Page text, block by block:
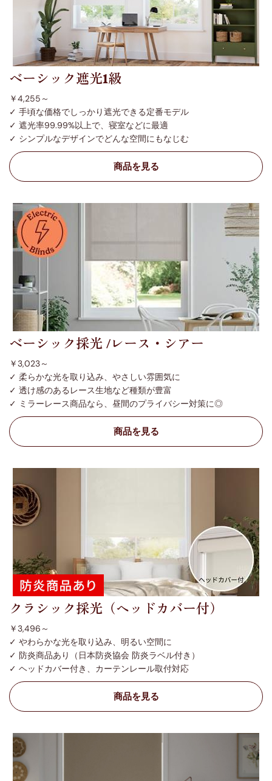
ベーシック遮光1級
￥4,255～
✓ 手頃な価格でしっかり遮光できる定番モデル
✓ 遮光率99.99%以上で、寝室などに最適
✓ シンプルなデザインでどんな空間にもなじむ
商品を見る
ベーシック採光 /レース・シアー
￥3,023～
✓ 柔らかな光を取り込み、やさしい雰囲気に
✓ 透け感のあるレース生地など種類が豊富
✓ ミラーレース商品なら、昼間のプライバシー対策に◎
商品を見る
クラシック採光（ヘッドカバー付）
￥3,496～
✓ やわらかな光を取り込み、明るい空間に
✓ 防炎商品あり（日本防炎協会 防炎ラベル付き）
✓ ヘッドカバー付き、カーテンレール取付対応
商品を見る